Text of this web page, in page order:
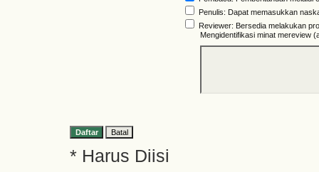
Penulis: Dapat memasukkan
Reviewer: Bersedia melakukan
Mengidentifikasi minat mereview
* Harus Diisi